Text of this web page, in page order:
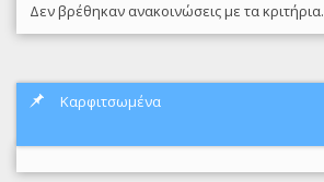
Δεν βρέθηκαν ανακοινώσεις με τα κριτήρια.
Καρφιτσωμένα